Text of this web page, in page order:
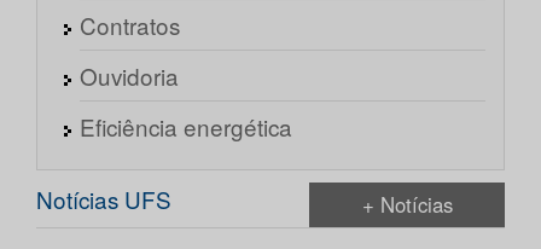
Contratos
Ouvidoria
Eficiência energética
Notícias UFS + Notícias